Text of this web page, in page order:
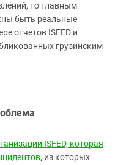
то главным
быть реальные
отчетов ISFED и
грузинским
ISFED, которая
, из которых